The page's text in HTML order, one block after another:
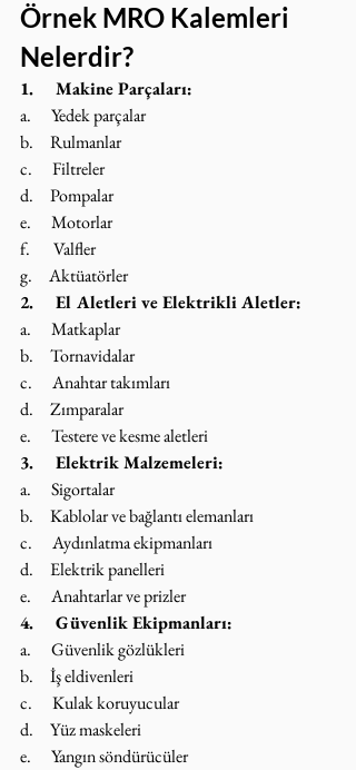
Örnek MRO Kalemleri
Nelerdir?
1.     Makine Parçaları:
a.      Yedek parçalar
b.     Rulmanlar
c.      Filtreler
d.     Pompalar
e.      Motorlar
f.       Valfler
g.     Aktüatörler
2.     El Aletleri ve Elektrikli Aletler:
a.      Matkaplar
b.     Tornavidalar
c.      Anahtar takımları
d.     Zımparalar
e.      Testere ve kesme aletleri
3.     Elektrik Malzemeleri:
a.      Sigortalar
b.     Kablolar ve bağlantı elemanları
c.      Aydınlatma ekipmanları
d.     Elektrik panelleri
e.      Anahtarlar ve prizler
4.     Güvenlik Ekipmanları:
a.      Güvenlik gözlükleri
b.     İş eldivenleri
c.      Kulak koruyucular
d.     Yüz maskeleri
e.      Yangın söndürücüler